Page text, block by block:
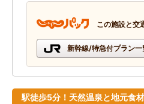
この施設と交
新幹線/特急付プラン一
駅徒歩5分！天然温泉と地元食